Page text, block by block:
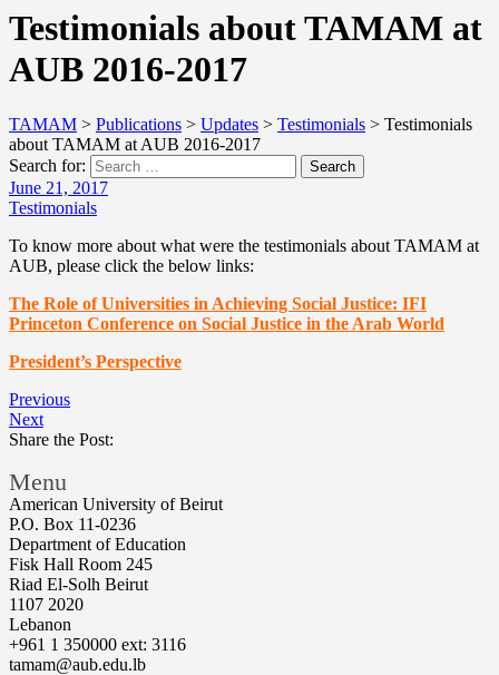
Testimonials about TAMAM at
AUB 2016-2017
TAMAM > Publications > Updates > Testimonials > Testimonials
about TAMAM at AUB 2016-2017
Search for:
Search
June 21, 2017
Testimonials
To know more about what were the testimonials about TAMAM at
AUB, please click the below links:
The Role of Universities in Achieving Social Justice: IFI
Princeton Conference on Social Justice in the Arab World
President’s Perspective
Previous
Next
Share the Post:
Menu
American University of Beirut
P.O. Box 11-0236
Department of Education
Fisk Hall Room 245
Riad El-Solh Beirut
1107 2020
Lebanon
+961 1 350000 ext: 3116
tamam@aub.edu.lb